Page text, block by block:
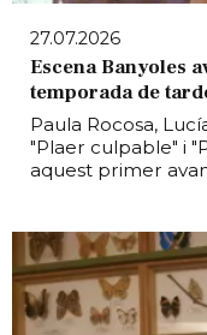
27.07.2026
Escena Banyoles
temporada de
Paula Rocosa,
"Plaer culpable" i
aquest primer